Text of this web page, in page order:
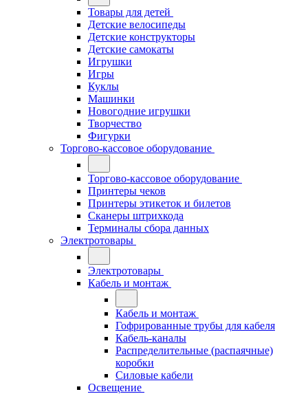
Товары для детей
Детские велосипеды
Детские конструкторы
Детские самокаты
Игрушки
Игры
Куклы
Машинки
Новогодние игрушки
Творчество
Фигурки
Торгово-кассовое оборудование
Торгово-кассовое оборудование
Принтеры чеков
Принтеры этикеток и билетов
Сканеры штрихкода
Терминалы сбора данных
Электротовары
Электротовары
Кабель и монтаж
Кабель и монтаж
Гофрированные трубы для кабеля
Кабель-каналы
Распределительные (распаячные)
коробки
Силовые кабели
Освещение